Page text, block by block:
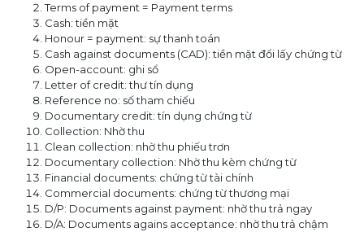
Terms of payment = Payment terms
Cash: tiền mặt
Honour = payment: sự thanh toán
Cash against documents (CAD): tiền mặt đổi lấy chứng từ
Open-account: ghi sổ
Letter of credit: thư tín dụng
Reference no: số tham chiếu
Documentary credit: tín dụng chứng từ
Collection: Nhờ thu
Clean collection: nhờ thu phiếu trơn
Documentary collection: Nhờ thu kèm chứng từ
Financial documents: chứng từ tài chính
Commercial documents: chứng từ thương mại
D/P: Documents against payment: nhờ thu trả ngay
D/A: Documents agains acceptance: nhờ thu trả chậm